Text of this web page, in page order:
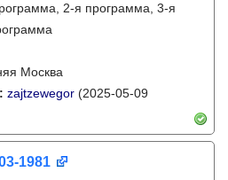
2-я программа, 3-я
Москва
zajtzewegor (2025-05-09
1981